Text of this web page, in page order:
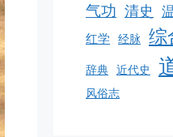
气功 清史
红学 经脉 综
辞典 近代史
风俗志